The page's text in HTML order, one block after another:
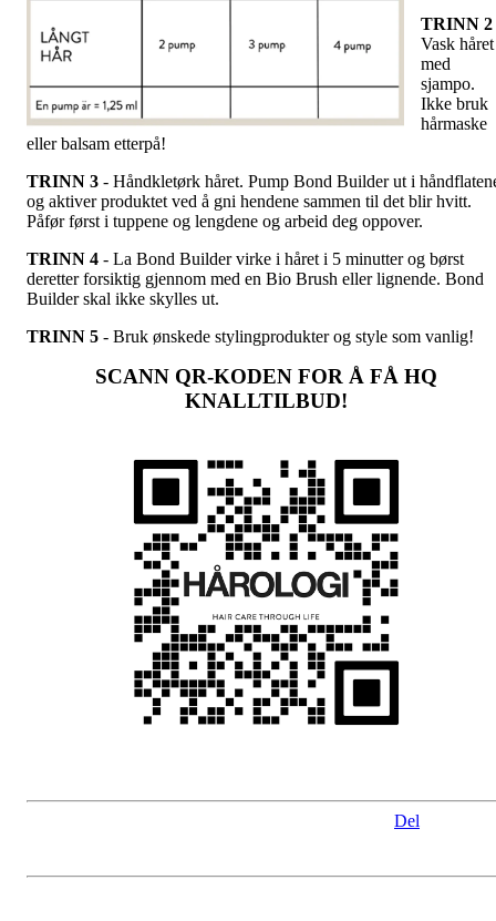
TRINN 2
Vask håret
med
sjampo.
Ikke bruk
hårmaske
eller balsam etterpå!
TRINN 3 - Håndkletørk håret. Pump Bond Builder ut i
og aktiver produktet ved å gni hendene sammen til det blir hvitt.
Påfør først i tuppene og lengdene og arbeid deg oppover.
TRINN 4 - La Bond Builder virke i håret i 5 minutter og børst
deretter forsiktig gjennom med en Bio Brush eller lignende. Bond
Builder skal ikke skylles ut.
TRINN 5 - Bruk ønskede stylingprodukter og style som vanlig!
SCANN QR-KODEN FOR Å FÅ HQ
KNALLTILBUD!
Del